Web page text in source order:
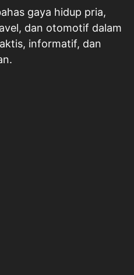
gaya hidup pria,
dan otomotif dalam
informatif, dan